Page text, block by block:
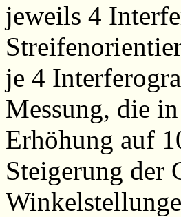
jeweils 4
je 4
Messung, die
Erhöhung auf
Steigerung der